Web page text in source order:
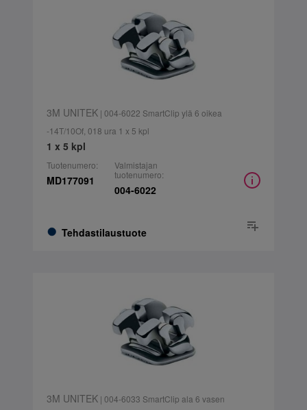
3M UNITEK| 004-6022 SmartClip ylä 6 oikea
-14T/10Of, 018 ura 1 x 5 kpl
1 x 5 kpl
Tuotenumero:
MD177091
Tehdastilaustuote
Valmistajan
tuotenumero:
004-6022
3M UNITEK| 004-6033 SmartClip ala 6 vasen